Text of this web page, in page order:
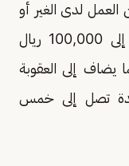
لدى الغير أو
لحسابهم الخاص، بغرامة مالية تصل إلى 100,000 ريال
إلى العقوبة
تصل إلى خمس